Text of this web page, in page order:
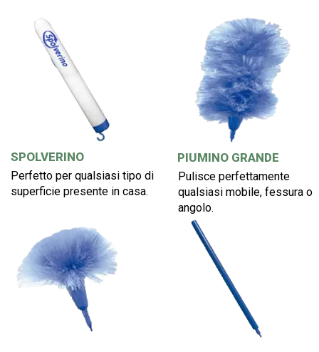
SPOLVERINO
Perfetto per qualsiasi tipo di
superficie presente in casa.
PIUMINO GRANDE
Pulisce perfettamente
qualsiasi mobile, fessura o
angolo.